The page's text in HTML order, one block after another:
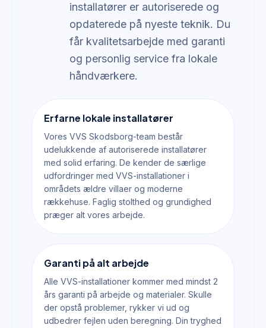
installatører er autoriserede og
opdaterede på nyeste teknik. Du
får kvalitetsarbejde med garanti
og personlig service fra lokale
håndværkere.
Erfarne lokale installatører
Vores VVS Skodsborg-team består
udelukkende af autoriserede installatører
med solid erfaring. De kender de særlige
udfordringer med VVS-installationer i
områdets ældre villaer og moderne
rækkehuse. Faglig stolthed og grundighed
præger alt vores arbejde.
Garanti på alt arbejde
Alle VVS-installationer kommer med mindst 2
års garanti på arbejde og materialer. Skulle
der opstå problemer, rykker vi ud og
udbedrer fejlen uden beregning. Din tryghed